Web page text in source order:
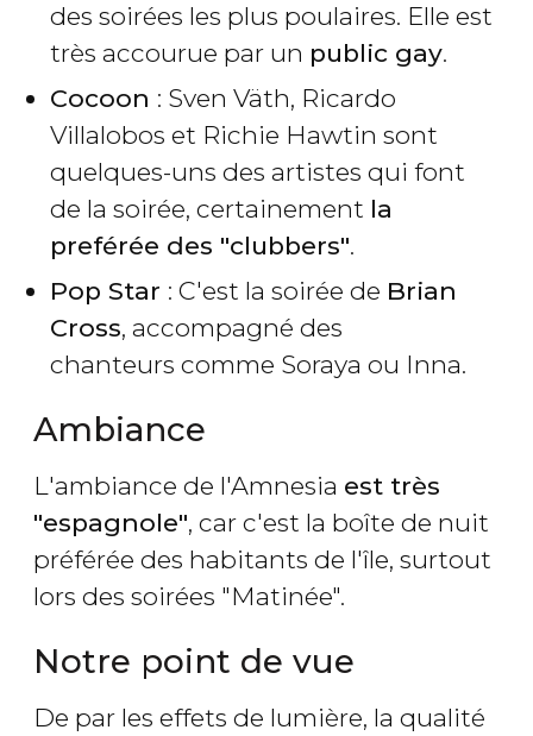
des soirées les plus poulaires. Elle est
très accourue par un public gay.
Cocoon : Sven Väth, Ricardo
Villalobos et Richie Hawtin sont
quelques-uns des artistes qui font
de la soirée, certainement la
preférée des "clubbers".
Pop Star : C'est la soirée de Brian
Cross, accompagné des
chanteurs comme Soraya ou Inna.
Ambiance
L'ambiance de l'Amnesia est très
"espagnole", car c'est la boîte de nuit
préférée des habitants de l'île, surtout
lors des soirées "Matinée".
Notre point de vue
De par les effets de lumière, la qualité